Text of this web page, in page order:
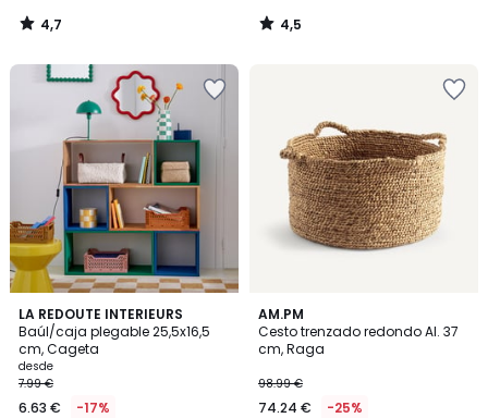
4,7
/
4,5
/
LA REDOUTE INTERIEURS
Baúl/caja plegable 25,5x16,5
cm, Cageta
desde
7.99 €
6.63 € -17%
4,8
/ 5
3
Colores
AM.PM
Cesto trenzado redondo Al. 37
cm, Raga
98.99 €
74.24 € -25%
4,5
/ 5